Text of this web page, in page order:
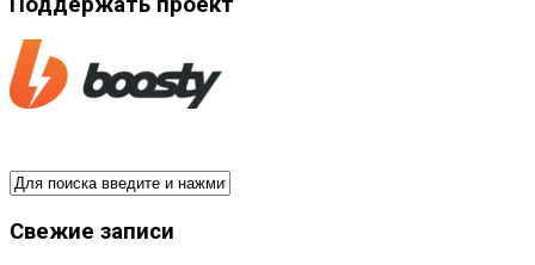
Свежие записи